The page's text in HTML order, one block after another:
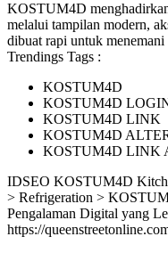
KOSTUM4D
melalui tampilan modern,
dibuat rapi untuk
Trendings Tags :
KOSTUM4D
KOSTUM4D
KOSTUM4D LINK
KOSTUM4D
KOSTUM4D LINK
IDSEO KOSTUM4D
> Refrigeration >
Pengalaman Digital yang
https://